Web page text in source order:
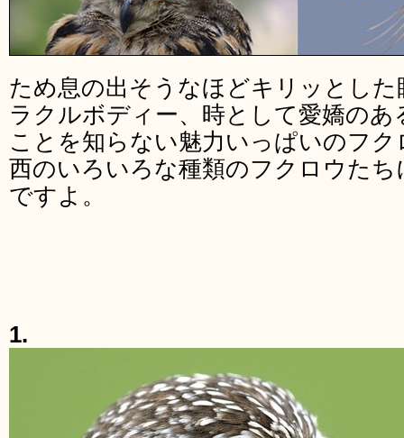
ため息の出そうなほどキリッとし
ラクルボディー、時として愛嬌の
ことを知らない魅力いっぱいのフ
西のいろいろな種類のフクロウた
ですよ。
1.